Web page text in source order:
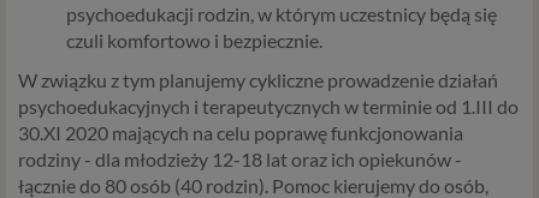
psychoedukacji rodzin, w którym uczestnicy będą się
czuli komfortowo i bezpiecznie.
W związku z tym planujemy cykliczne prowadzenie działań
psychoedukacyjnych i terapeutycznych w terminie od 1.III do
30.XI 2020 mających na celu poprawę funkcjonowania
rodziny - dla młodzieży 12-18 lat oraz ich opiekunów -
łącznie do 80 osób (40 rodzin). Pomoc kierujemy do osób,